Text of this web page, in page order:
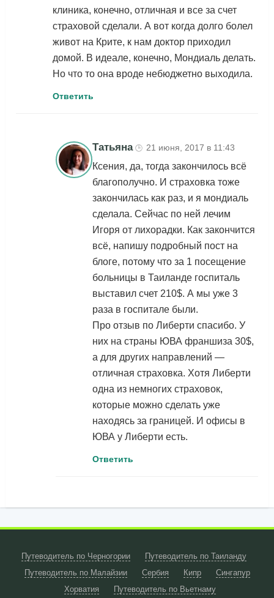
клиника, конечно, отличная и все за счет
страховой сделали. А вот когда долго болел
живот на Крите, к нам доктор приходил
домой. В идеале, конечно, Мондиаль делать.
Но что то она вроде небюджетно выходила.
Ответить
Татьяна 🕒 21 июня, 2017 в 11:43
Ксения, да, тогда закончилось всё
благополучно. И страховка тоже
закончилась как раз, и я мондиаль
сделала. Сейчас по ней лечим
Игоря от лихорадки. Как закончится
всё, напишу подробный пост на
блоге, потому что за 1 посещение
больницы в Таиланде госпиталь
выставил счет 210$. А мы уже 3
раза в госпитале были.
Про отзыв по Либерти спасибо. У
них на страны ЮВА франшиза 30$,
а для других направлений —
отличная страховка. Хотя Либерти
одна из немногих страховок,
которые можно сделать уже
находясь за границей. И офисы в
ЮВА у Либерти есть.
Ответить
Путеводитель по Черногории
Путеводитель по Таиланду
Путеводитель по Малайзии
Сербия Кипр
Сингапур
Хорватия
Путеводитель по Вьетнаму